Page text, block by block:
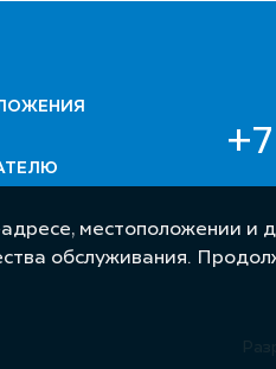
местоположении и
обслуживания.